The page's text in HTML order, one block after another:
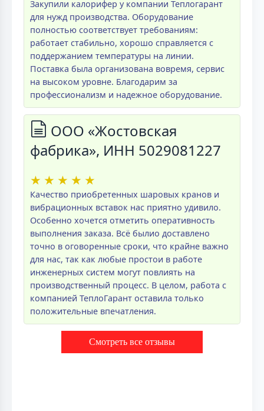
Закупили калорифер у компании Теплогарант
для нужд производства. Оборудование
полностью соответствует требованиям:
работает стабильно, хорошо справляется с
поддержанием температуры на линии.
Поставка была организована вовремя, сервис
на высоком уровне. Благодарим за
профессионализм и надежное оборудование.
ООО «Жостовская
фабрика», ИНН 5029081227
★ ★ ★ ★ ★
Качество приобретенных шаровых кранов и
вибрационных вставок нас приятно удивило.
Особенно хочется отметить оперативность
выполнения заказа. Всё былио доставлено
точно в оговоренные сроки, что крайне важно
для нас, так как любые простои в работе
инженерных систем могут повлиять на
производственный процесс. В целом, работа с
компанией ТеплоГарант оставила только
положительные впечатления.
Смотреть все отзывы